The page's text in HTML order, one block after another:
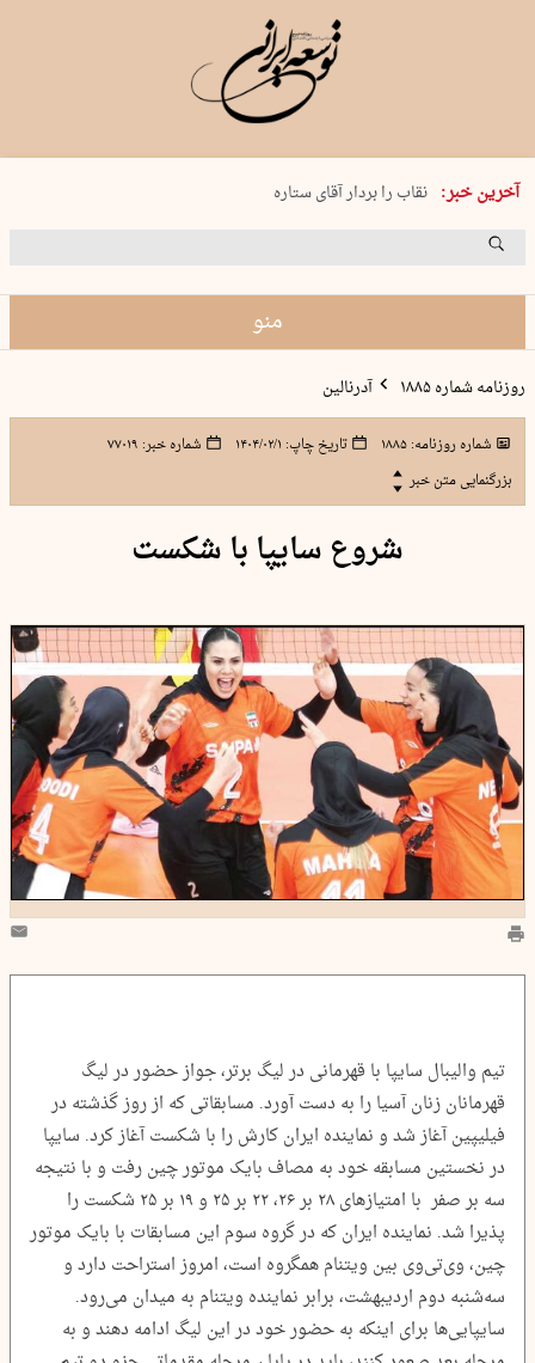
آخرین خبر:
پنجشنبه 15 مرداد 1405 شماره 2243
نقاب را بردار آقای ستاره
کدام فوتبال؟
منو
روزنامه شماره ۱۸۸۵ آدرنالین
شماره روزنامه:۱۸۸۵ تاریخ چاپ: ۱۴۰۴/۰۲/۱ شماره خبر: ۷۷۰۱۹
بزرگنمایی متن خبر
شروع سایپا با شکست
تیم والیبال سایپا با قهرمانی در لیگ برتر، جواز حضور در لیگ
قهرمانان زنان آسیا را به دست آورد. مسابقاتی که از روز گذشته در
فیلیپین آغاز شد و نماینده ایران کارش را با شکست آغاز کرد. سایپا
در نخستین مسابقه خود به مصاف بایک موتور چین رفت و با نتیجه
سه بر صفر با امتیازهای ۲۸ بر ۲۶، ۲۲ بر ۲۵ و ۱۹ بر ۲۵ شکست را
پذیرا شد. نماینده ایران که در گروه سوم این مسابقات با بایک موتور
چین، وی‌تی‌وی بین ویتنام همگروه است، امروز استراحت دارد و
سه‌شنبه دوم اردیبهشت، برابر نماینده ویتنام به میدان می‌رود.
سایپایی‌ها برای اینکه به حضور خود در این لیگ ادامه دهند و به